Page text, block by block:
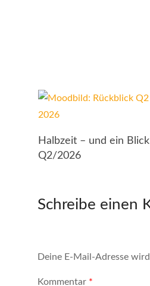
Halbzeit – und ein
Q2/2026
Schreibe einen
Deine E-Mail-Adresse
Kommentar *